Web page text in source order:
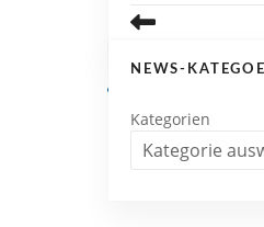
NEWS-
Kategorien